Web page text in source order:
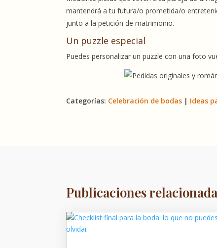
mantendrá a tu futura/o prometida/o
junto a la petición de matrimonio.
Un puzzle especial
Puedes personalizar un puzzle con una foto
Categorías: Celebración de bodas | Ideas
Publicaciones